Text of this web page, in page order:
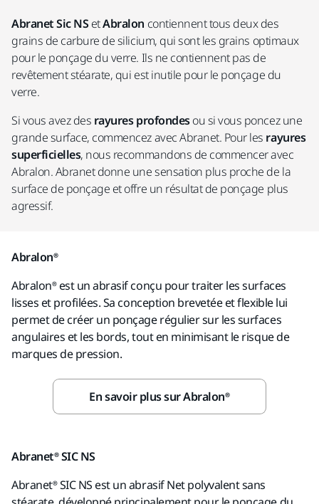
Abranet Sic NS etAbralon contiennent tous deux des
grains de carbure de silicium, qui sont les grains optimaux
pour le ponçage du verre. Ils ne contiennent pas de
revêtement stéarate, qui est inutile pour le ponçage du
verre.
Si vous avez des rayures profondesou si vous poncez une
grande surface, commencez avec Abranet. Pour les rayures
superficielles, nous recommandons de commencer avec
Abralon. Abranet donne une sensation plus proche de la
surface de ponçage et offre un résultat de ponçage plus
agressif.
Abralon®
Abralon® est un abrasif conçu pour traiter les surfaces
lisses et profilées. Sa conception brevetée et flexible lui
permet de créer un ponçage régulier sur les surfaces
angulaires et les bords, tout en minimisant le risque de
marques de pression.
En savoir plus sur Abralon®
Abranet® SIC NS
Abranet® SIC NS est un abrasif Net polyvalent sans